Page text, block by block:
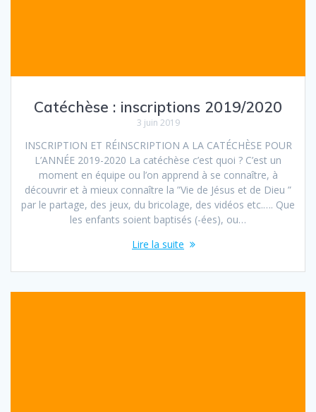
Catéchèse : inscriptions 2019/2020
3 juin 2019
INSCRIPTION ET RÉINSCRIPTION A LA CATÉCHÈSE POUR
L’ANNÉE 2019-2020 La catéchèse c’est quoi ? C’est un
moment en équipe ou l’on apprend à se connaître, à
découvrir et à mieux connaître la ”Vie de Jésus et de Dieu ”
par le partage, des jeux, du bricolage, des vidéos etc.…. Que
les enfants soient baptisés (-ées), ou…
Lire la suite